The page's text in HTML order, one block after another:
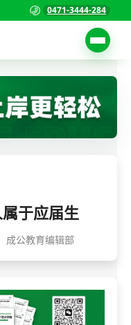
0471-3444-284
试
试
师编制
于应届生
成公教育编辑部